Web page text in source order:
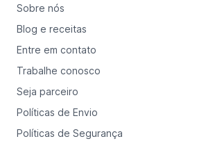
Sobre nós
Blog e receitas
Entre em contato
Trabalhe conosco
Seja parceiro
Políticas de Envio
Políticas de Segurança